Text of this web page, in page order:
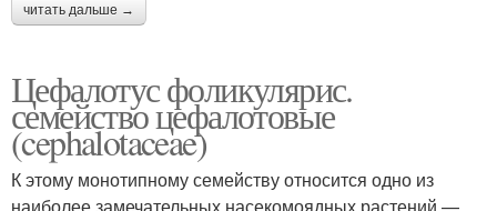
читать дальше →
Цефалотус фоликулярис.
семейство цефалотовые
(cephalotaceae)
К этому монотипному семейству относится одно из
наиболее замечательных насекомоядных растений —